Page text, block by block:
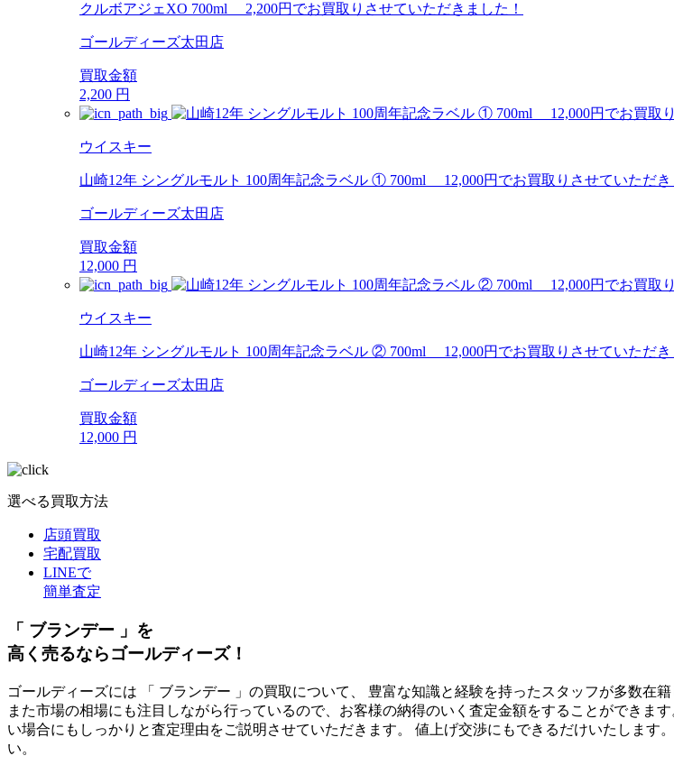
クルボアジェXO 700ml 2,200円でお買取りさせていただきました！
ゴールディーズ太田店
買取金額
2,200 円
ウイスキー
山崎12年 シングルモルト 100周年記念ラベル ① 700ml 12,000円でお買取りさせていただき
ゴールディーズ太田店
買取金額
12,000 円
ウイスキー
山崎12年 シングルモルト 100周年記念ラベル ② 700ml 12,000円でお買取りさせていただき
ゴールディーズ太田店
買取金額
12,000 円
選べる買取方法
店頭買取
宅配買取
LINEで
簡単査定
「 ブランデー 」を
高く売るならゴールディーズ！
ゴールディーズには 「 ブランデー 」の買取について、 豊富な知識と経験を持ったスタッフが多数在
また市場の相場にも注目しながら行っているので、お客様の納得のいく査定金額をすることができま
い場合にもしっかりと査定理由をご説明させていただきます。 値上げ交渉にもできるだけいたしま
い。